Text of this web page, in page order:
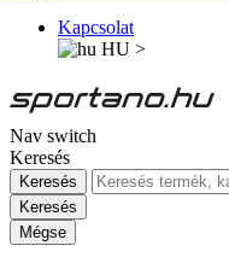
Kapcsolat
HU >
Nav switch
Keresés
Keresés
Keresés
Mégse